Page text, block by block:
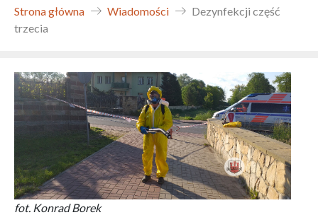
Strona główna Wiadomości
Dezynfekcji część
trzecia
fot. Konrad Borek